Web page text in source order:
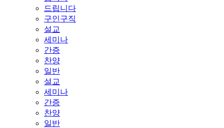
드립니다
구인구직
설교
세미나
간증
찬양
일반
설교
세미나
간증
찬양
일반